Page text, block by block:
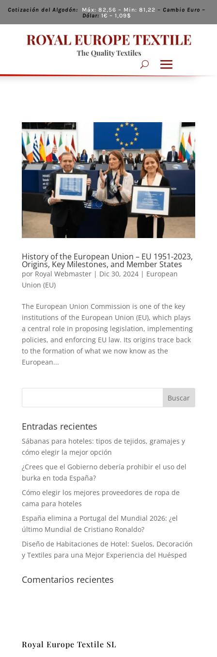
Cotización del Algodón: Máx: 82,56 – Min: 81,22 – Cambio Euro –
Dólar: 1€ – 1,09$
History of the European Union – EU 1951-2023,
Origins, Key Milestones, and Member States
por Royal Webmaster| Dic 30, 2024| European
Union (EU)
The European Union Commission is one of the key
institutions of the European Union (EU), which plays
a central role in proposing legislation, implementing
policies, and enforcing EU law. Its origins trace back
to the formation of what we now know as the
European...
Entradas recientes
Sábanas para hoteles: tipos de tejidos, gramajes y
cómo elegir la mejor opción
¿Crees que el Gobierno debería prohibir el uso del
burka en toda España?
Cómo elegir los mejores proveedores de ropa de
cama para hoteles
España elimina a Portugal del Mundial 2026: ¿el
último Mundial de Cristiano Ronaldo?
Diseño de Habitaciones de Hotel: Suelos, Decoración
y Textiles para una Mejor Experiencia del Huésped
Comentarios recientes
Royal Europe Textile SL